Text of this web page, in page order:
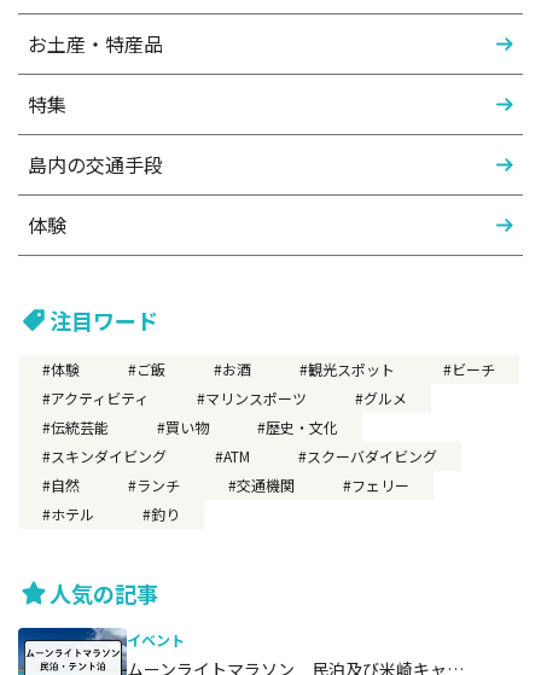
お土産・特産品
特集
島内の交通手段
体験
注目ワード
体験 ご飯 お酒 観光スポット
ビーチ
アクティビティ
マリンスポーツ
グルメ
伝統芸能
買い物
歴史・文化
スキンダイビング
ATM
スクーバダイビング
自然
ランチ 交通機関
フェリー
ホテル
釣り
人気の記事
イベント
ムーンライトマラソン 民泊及び米崎キャ…